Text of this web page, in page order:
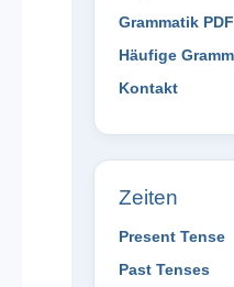
Grammatik
Häufige
Kontakt
Zeiten
Present Tense
Past Tenses